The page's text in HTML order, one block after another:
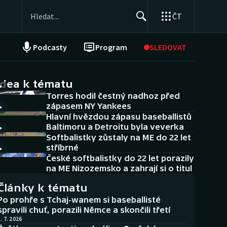
ČT
Podcasty Program SLEDOVAT
NEPŘEHLÉDNĚTE
Historické návraty
Aplikace ČT sport
AZ kvíz
k tématu
Torres hodil čestný nadhoz před
zápasem NY Yankees
Hlavní hvězdou zápasu baseballistů
Baltimoru a Detroitu byla veverka
Softbalistky zůstaly na ME do 22 let
stříbrné
České softbalistky do 22 let porazily
na ME Nizozemsko a zahrají si o titul
k tématu
prohře s Tchaj-wanem si baseballisté
chuť, porazili Němce a skončili třetí
7. 2026